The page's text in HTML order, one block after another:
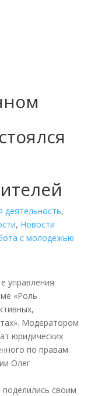
деятельность,
, Новости
с молодежью
управления
«Роль
Модератором
юридических
по правам
Олег
своим